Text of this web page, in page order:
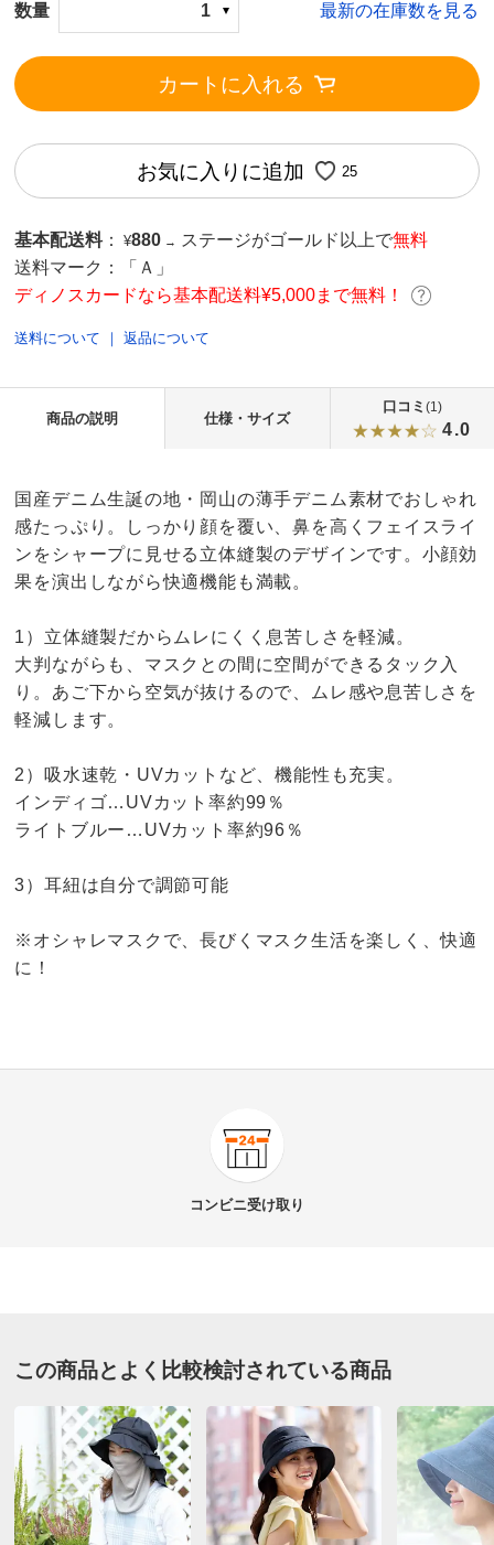
数量 1 最新の在庫数を見る
カートに入れる
お気に入りに追加 25
基本配送料 ： ¥880 → ステージがゴールド以上で無料
送料マーク：
「Ａ」
ディノスカードなら基本配送料¥5,000まで無料！
送料について ｜返品について
商品の説明 仕様・サイズ
口コミ (1)
4.0
国産デニム生誕の地・岡山の薄手デニム素材でおしゃれ
感たっぷり。しっかり顔を覆い、鼻を高くフェイスライ
ンをシャープに見せる立体縫製のデザインです。小顔効
果を演出しながら快適機能も満載。
1）立体縫製だからムレにくく息苦しさを軽減。
大判ながらも、マスクとの間に空間ができるタック入
り。あご下から空気が抜けるので、ムレ感や息苦しさを
軽減します。
2）吸水速乾・UVカットなど、機能性も充実。
インディゴ…UVカット率約99％
ライトブルー…UVカット率約96％
3）耳紐は自分で調節可能
※オシャレマスクで、長びくマスク生活を楽しく、快適
に！
岡山デニムの小顔見せマスク 4枚組
お支払い方法 送料について
■色：インディゴ2枚＆ライトブルー2枚
■サイズ：最大約縦14×横27cm
■素材：表地…綿100％、裏地…ポリエステル100％
■日本製
インディゴ／ライトブルー
東京都 60代以上男性
肌触りもよく、愛用させて頂いています。色のバリエー
ションがもう少し有ればと思います。
2022/03/03
コンビニ受け取り
この商品とよく比較検討されている商品